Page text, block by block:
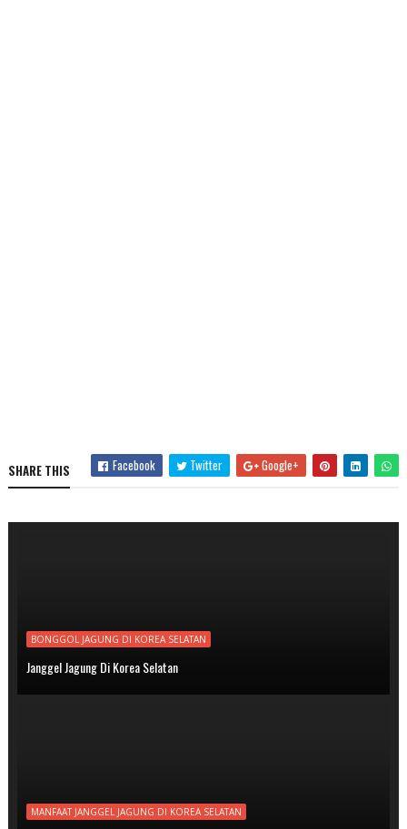
SHARE THIS Facebook Twitter Google+
BONGGOL JAGUNG DI KOREA SELATAN
Janggel Jagung Di Korea Selatan
MANFAAT JANGGEL JAGUNG DI KOREA SELATAN